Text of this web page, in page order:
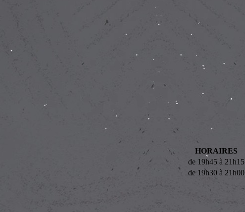
HORAIRES
de 19h45 à 21h15
de 19h30 à 21h00